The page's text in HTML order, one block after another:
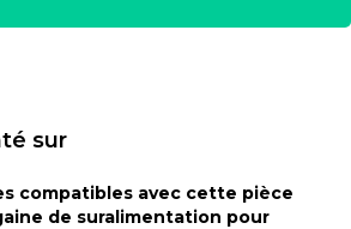
sur
compatibles avec cette pièce
de suralimentation pour